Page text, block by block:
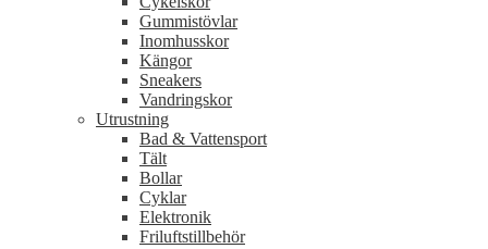
Gummistövlar
Inomhusskor
Kängor
Sneakers
Vandringskor
Utrustning
Bad & Vattensport
Tält
Bollar
Cyklar
Elektronik
Friluftstillbehör